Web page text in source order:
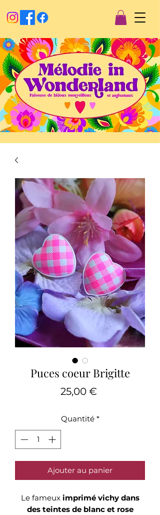
Créations artisanales
Faiseusede bijoux merveilleux
Mélodie in wonderland
Puces coeur Brigitte
25,00 €
Quantité *
Ajouter au panier
Le fameux imprimé vichy dans
des teintes de blanc et rose